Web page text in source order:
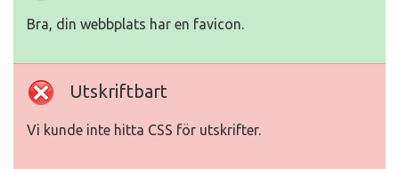
Bra, din webbplats har en favicon.
Utskriftbart
Vi kunde inte hitta CSS för utskrifter.